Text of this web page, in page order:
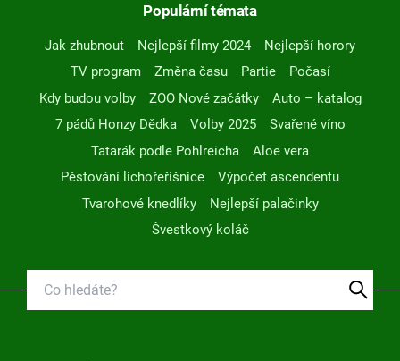
Populární témata
Jak zhubnout Nejlepší filmy 2024
Nejlepší horory
TV program
Změna času Partie
Počasí
Kdy budou volby
ZOO Nové začátky
Auto – katalog
7 pádů Honzy Dědka
Volby 2025
Svařené víno
Tatarák podle Pohlreicha
Aloe vera
Pěstování lichořeřišnice
Výpočet ascendentu
Tvarohové knedlíky
Nejlepší palačinky
Švestkový koláč